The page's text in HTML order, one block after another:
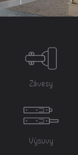
Závesy
Výsuvy